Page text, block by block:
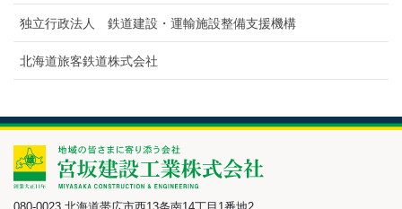
独立行政法人 鉄道建設・運輸施設整備支援機構
北海道旅客鉄道株式会社